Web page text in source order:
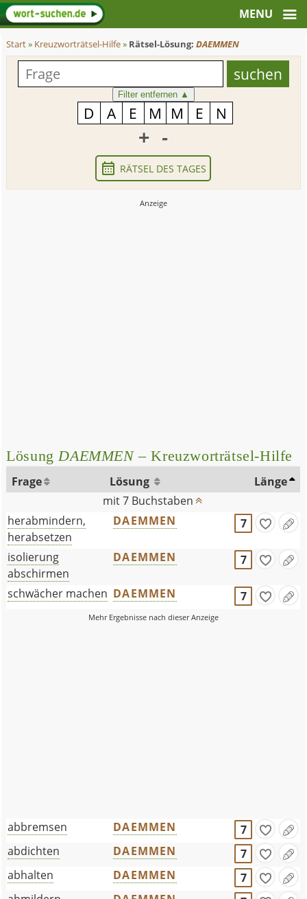
Start» Kreuzworträtsel-Hilfe» Rätsel-Lösung:DAEMMEN
Filter entfernen ▲
+ -
RÄTSEL DES TAGES
LösungDAEMMEN– Kreuzworträtsel-Hilfe
Frage Lösung
Länge
mit 7 Buchstaben
herabmindern,
herabsetzen
DAEMMEN 7
isolierung
abschirmen
DAEMMEN 7
schwächer machen DAEMMEN 7
abbremsen DAEMMEN
7
abdichten
DAEMMEN
7
abhalten
DAEMMEN
7